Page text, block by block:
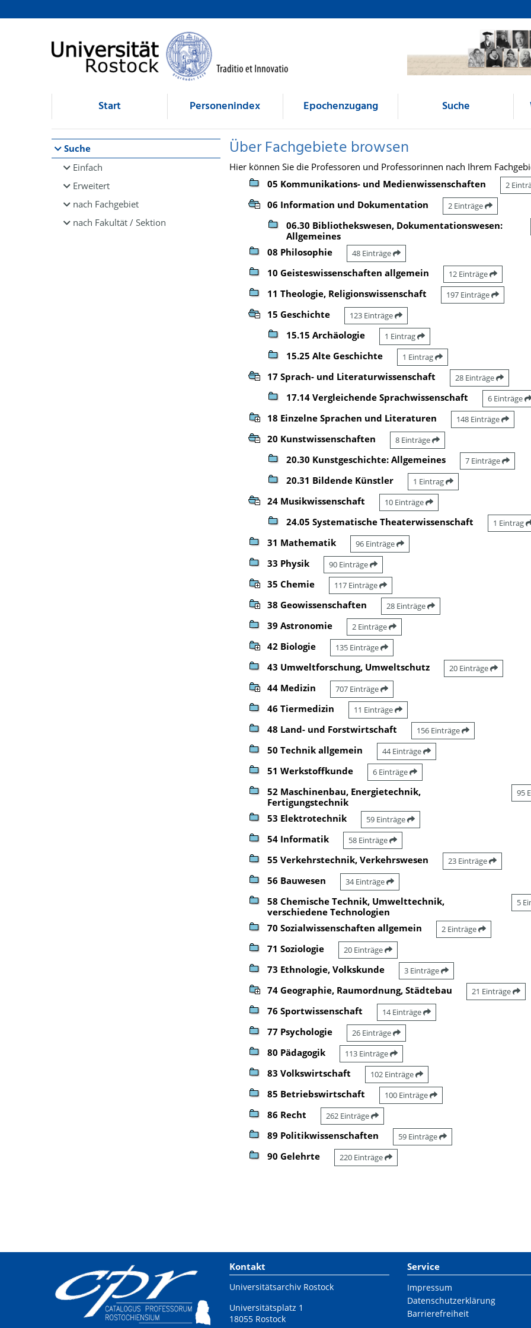
Browsen
direkt zum Inhalt
Start Personenindex Epochenzugang Suche
Suche
Einfach
Erweitert
nach Fachgebiet
nach Fakultät / Sektion
Über Fachgebiete browsen
Hier können Sie die Professoren und Professorinnen nach Ihrem
05 Kommunikations- und Medienwissenschaften
2
06 Information und Dokumentation 2 Einträge
06.30 Bibliothekswesen, Dokumentationswesen:
Allgemeines
08 Philosophie 48 Einträge
10 Geisteswissenschaften allgemein 12 Einträge
11 Theologie, Religionswissenschaft 197 Einträge
15 Geschichte 123 Einträge
15.15 Archäologie 1 Eintrag
15.25 Alte Geschichte 1 Eintrag
17 Sprach- und Literaturwissenschaft 28 Einträge
17.14 Vergleichende Sprachwissenschaft 6 Einträge
18 Einzelne Sprachen und Literaturen 148 Einträge
20 Kunstwissenschaften 8 Einträge
20.30 Kunstgeschichte: Allgemeines 7 Einträge
20.31 Bildende Künstler 1 Eintrag
24 Musikwissenschaft 10 Einträge
24.05 Systematische Theaterwissenschaft 1 Eintrag
31 Mathematik 96 Einträge
33 Physik 90 Einträge
35 Chemie 117 Einträge
38 Geowissenschaften 28 Einträge
39 Astronomie 2 Einträge
42 Biologie 135 Einträge
43 Umweltforschung, Umweltschutz 20 Einträge
44 Medizin 707 Einträge
46 Tiermedizin 11 Einträge
48 Land- und Forstwirtschaft 156 Einträge
50 Technik allgemein 44 Einträge
51 Werkstoffkunde 6 Einträge
52 Maschinenbau, Energietechnik,
Fertigungstechnik
95
53 Elektrotechnik 59 Einträge
54 Informatik 58 Einträge
55 Verkehrstechnik, Verkehrswesen 23 Einträge
56 Bauwesen 34 Einträge
58 Chemische Technik, Umwelttechnik,
verschiedene Technologien
5
70 Sozialwissenschaften allgemein 2 Einträge
71 Soziologie 20 Einträge
73 Ethnologie, Volkskunde 3 Einträge
74 Geographie, Raumordnung, Städtebau 21 Einträge
76 Sportwissenschaft 14 Einträge
77 Psychologie 26 Einträge
80 Pädagogik 113 Einträge
83 Volkswirtschaft 102 Einträge
85 Betriebswirtschaft 100 Einträge
86 Recht 262 Einträge
89 Politikwissenschaften 59 Einträge
90 Gelehrte 220 Einträge
Kontakt
Universitätsarchiv Rostock
Universitätsplatz 1
18055 Rostock
Service
Impressum
Datenschutzerklärung
Barrierefreiheit